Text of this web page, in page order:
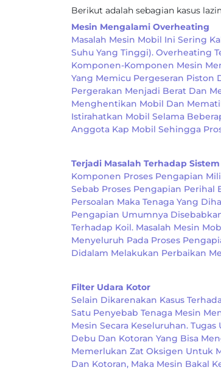
Berikut adalah sebagian kasus
Mesin Mengalami Overheating
Masalah Mesin Mobil Ini Sering
Suhu Yang Tinggi). Overheating
Komponen-Komponen Mesin
Yang Memicu Pergeseran
Pergerakan Menjadi Berat Dan
Menghentikan Mobil Dan
Istirahatkan Mobil Selama
Anggota Kap Mobil Sehingga
Terjadi Masalah Terhadap
Komponen Proses Pengapian
Sebab Proses Pengapian
Persoalan Maka Tenaga Yang
Pengapian Umumnya
Terhadap Koil. Masalah Mesin
Menyeluruh Pada Proses
Didalam Melakukan Perbaikan
Filter Udara Kotor
Selain Dikarenakan Kasus
Satu Penyebab Tenaga Mesin
Mesin Secara Keseluruhan.
Debu Dan Kotoran Yang Bisa
Memerlukan Zat Oksigen Untuk
Dan Kotoran, Maka Mesin Bakal